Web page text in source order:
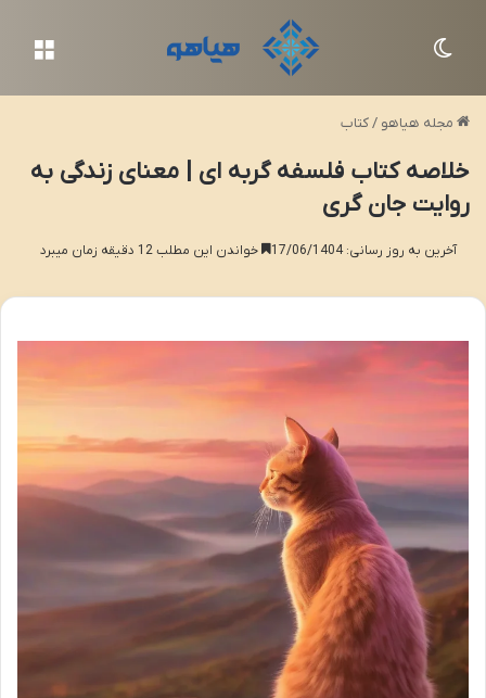
مجله هیاهو /کتاب
خلاصه کتاب فلسفه گربه ای | معنای زندگی به
روایت جان گری
آخرین به روز رسانی: 17/06/1404 خواندن این مطلب 12 دقیقه زمان میبرد